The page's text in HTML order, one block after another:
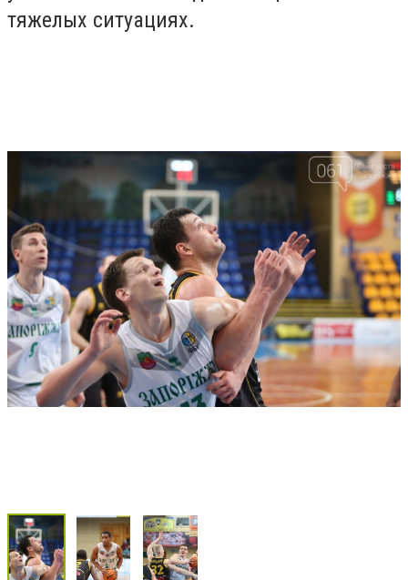
тяжелых ситуациях.